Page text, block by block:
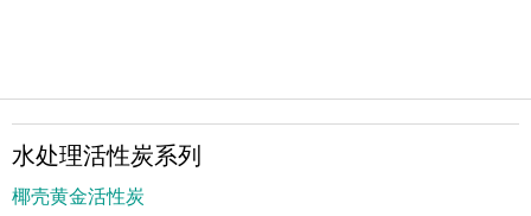
水处理活性炭系列
椰壳黄金活性炭